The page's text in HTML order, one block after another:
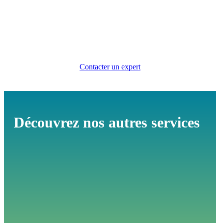
Contacter un expert
Découvrez nos autres services